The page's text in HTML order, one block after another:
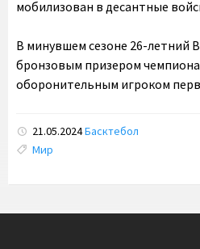
мобилизован в десантные
В минувшем сезоне 26-летний
бронзовым призером
оборонительным игроком
21.05.2024Басктебол
Tags:
Мир